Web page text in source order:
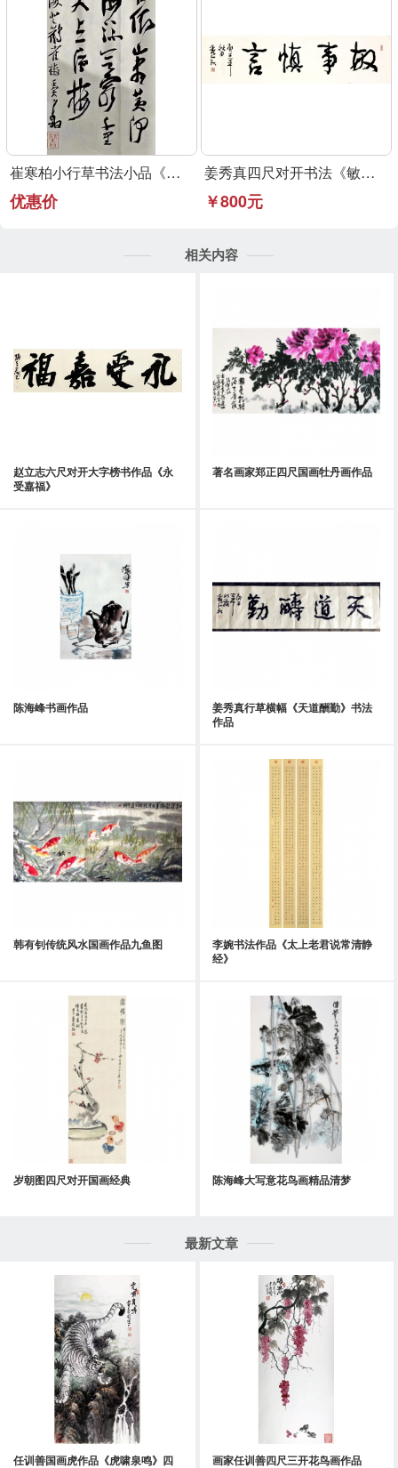
崔寒柏小行草书法小品《登鹳雀楼》可定制
优惠价
姜秀真四尺对开书法《敏事慎言》行草书法作品
￥800元
相关内容
赵立志六尺对开大字榜书作品《永
受嘉福》
著名画家郑正四尺国画牡丹画作品
陈海峰书画作品
姜秀真行草横幅《天道酬勤》书法
作品
韩有钊传统风水国画作品九鱼图
李婉书法作品《太上老君说常清静
经》
岁朝图四尺对开国画经典 陈海峰大写意花鸟画精品清梦
最新文章
任训善国画虎作品《虎啸泉鸣》四
画家任训善四尺三开花鸟画作品